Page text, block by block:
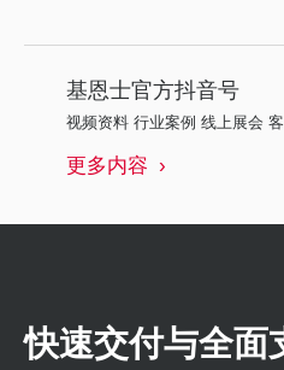
基恩士官方抖音号
视频资料 行业案例 线上展会
更多内容
快速交付与全面